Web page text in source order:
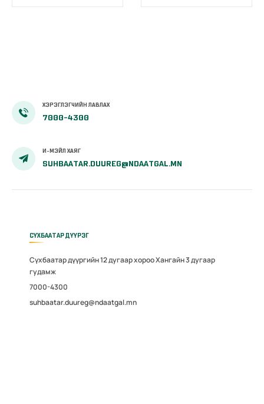
зохион
байгуулав
ХЭРЭГЛЭГЧИЙН ЛАВЛАХ
7000-4300
И-МЭЙЛ ХАЯГ
SUHBAATAR.DUUREG@NDAATGAL.MN
СҮХБААТАР ДҮҮРЭГ
Сүхбаатар дүүргийн 12 дугаар хороо Хангайн 3 дугаар
гудамж
7000-4300
suhbaatar.duureg@ndaatgal.mn